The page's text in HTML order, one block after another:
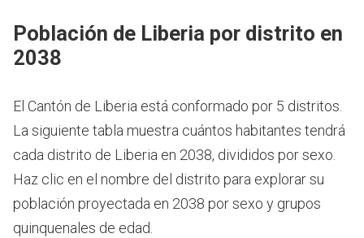
Población de Liberia por distrito en
2038
El Cantón de Liberia está conformado por 5 distritos.
La siguiente tabla muestra cuántos habitantes tendrá
cada distrito de Liberia en 2038, divididos por sexo.
Haz clic en el nombre del distrito para explorar su
población proyectada en 2038 por sexo y grupos
quinquenales de edad.